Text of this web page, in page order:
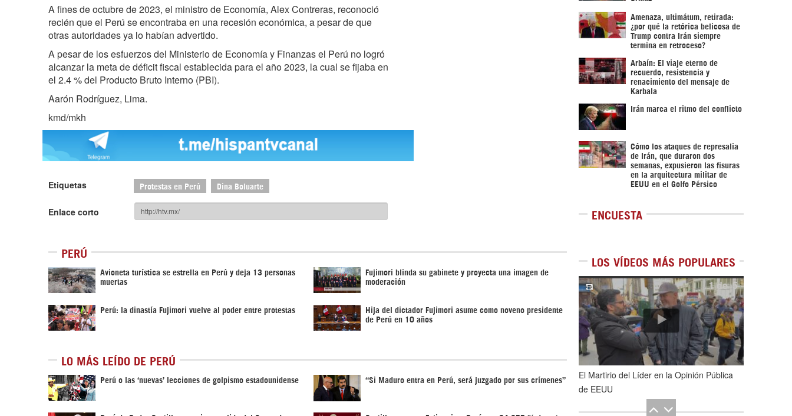
A fines de octubre de 2023, el ministro de Economía, Alex Contreras, reconoció
recién que el Perú se encontraba en una recesión económica, a pesar de que
otras autoridades ya lo habían advertido.
A pesar de los esfuerzos del Ministerio de Economía y Finanzas el Perú no logró
alcanzar la meta de déficit fiscal establecida para el año 2023, la cual se fijaba en
el 2.4 % del Producto Bruto Interno (PBI).
Aarón Rodríguez, Lima.
kmd/mkh
Etiquetas Protestas en Perú Dina Boluarte
Enlace corto
PERÚ
Avioneta turística se estrella en Perú y deja 13 personas
muertas
Fujimori blinda su gabinete y proyecta una imagen de
moderación
Perú: la dinastía Fujimori vuelve al poder entre protestas Hija del dictador Fujimori asume como noveno presidente
de Perú en 10 años
LO MÁS LEÍDO DE PERÚ
Perú o las ‘nuevas’ lecciones de golpismo estadounidense “Si Maduro entra en Perú, será juzgado por sus crímenes”
Amenaza, ultimátum, retirada:
¿por qué la retórica belicosa de
Trump contra Irán siempre
termina en retroceso?
Arbaín: El viaje eterno de
recuerdo, resistencia y
renacimiento del mensaje de
Karbala
Irán marca el ritmo del conflicto
Cómo los ataques de represalia
de Irán, que duraron dos
semanas, expusieron las fisuras
en la arquitectura militar de
EEUU en el Golfo Pérsico
ENCUESTA
LOS VÍDEOS MÁS POPULARES
1de5
El Martirio del Líder en la Opinión Pública
de EEUU